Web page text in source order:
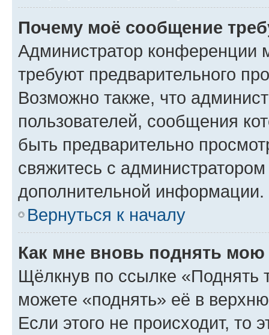
Почему моё сообщение
Администратор конференции
требуют предварительного
Возможно также, что
пользователей, сообщения
быть предварительно
свяжитесь с
дополнительной информации.
Вернуться к началу
Как мне вновь поднять мою
Щёлкнув по ссылке «Поднять
можете «поднять» её в
Если этого не происходит, то